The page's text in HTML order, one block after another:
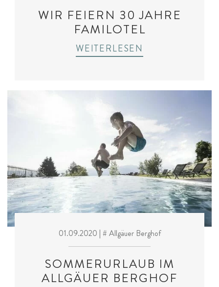
WIR FEIERN 30 JAHRE
FAMILOTEL
WEITERLESEN
01.09.2020 | # Allgäuer Berghof
SOMMERURLAUB IM
ALLGÄUER BERGHOF